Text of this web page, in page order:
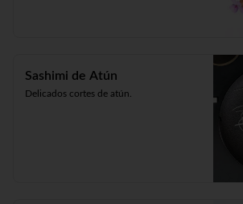
Sashimi de Atún
Delicados cortes de atún.